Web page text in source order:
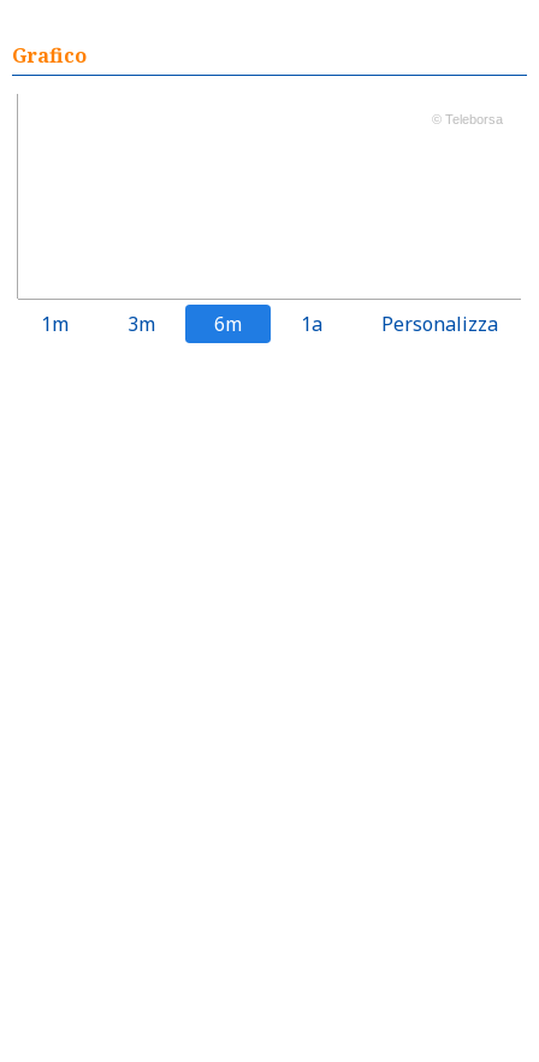
Grafico
© Teleborsa
1m 3m 6m 1a Personalizza